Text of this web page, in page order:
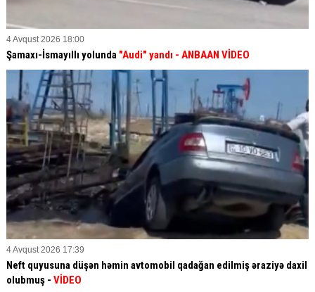
4 Avqust 2026 18:00
Şamaxı-İsmayıllı yolunda "Audi" yandı - ANBAAN VİDEO
4 Avqust 2026 17:39
Neft quyusuna düşən həmin avtomobil qadağan edilmiş əraziyə daxil
olubmuş - VİDEO